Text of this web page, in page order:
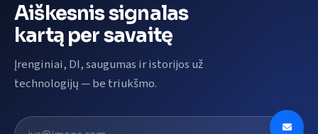
Aiškesnis signalas
kartą per savaitę
Įrenginiai, DI, saugumas ir istorijos už
technologijų — be triukšmo.
El. pašto adresas